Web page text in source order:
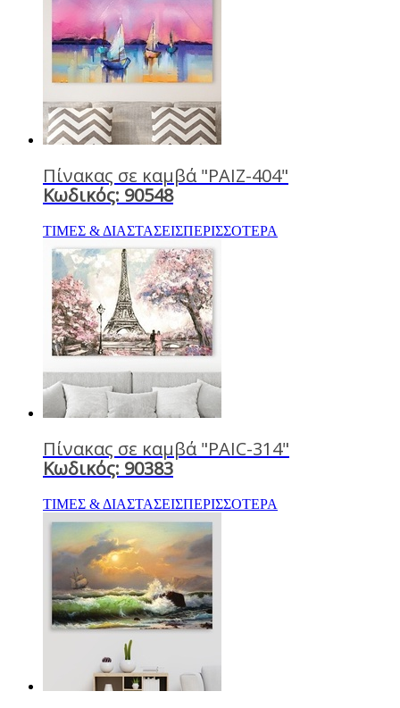
Πίνακας σε καμβά "PAIZ-404"
Κωδικός: 90548
ΤΙΜΕΣ & ΔΙΑΣΤΑΣΕΙΣΠΕΡΙΣΣΟΤΕΡΑ
Πίνακας σε καμβά "PAIC-314"
Κωδικός: 90383
ΤΙΜΕΣ & ΔΙΑΣΤΑΣΕΙΣΠΕΡΙΣΣΟΤΕΡΑ